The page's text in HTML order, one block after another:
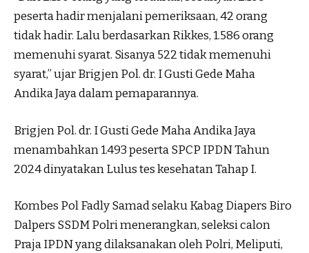
peserta hadir menjalani pemeriksaan, 42 orang
tidak hadir. Lalu berdasarkan Rikkes, 1.586 orang
memenuhi syarat. Sisanya 522 tidak memenuhi
syarat,” ujar Brigjen Pol. dr. I Gusti Gede Maha
Andika Jaya dalam pemaparannya.
Brigjen Pol. dr. I Gusti Gede Maha Andika Jaya
menambahkan 1.493 peserta SPCP IPDN Tahun
2024 dinyatakan Lulus tes kesehatan Tahap I.
Kombes Pol Fadly Samad selaku Kabag Diapers Biro
Dalpers SSDM Polri menerangkan, seleksi calon
Praja IPDN yang dilaksanakan oleh Polri, Meliputi,